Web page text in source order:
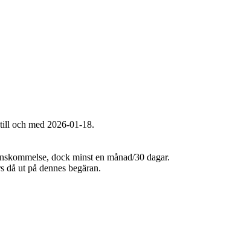
och med 2026-01-18.
dock minst en månad/30 dagar.
då ut på dennes begäran.